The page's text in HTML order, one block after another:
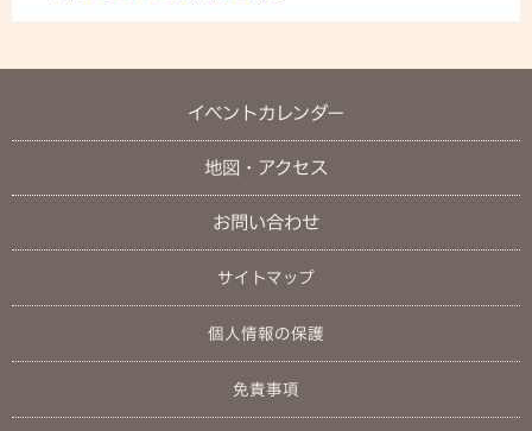
イベントカレンダー
地図・アクセス
お問い合わせ
サイトマップ
個人情報の保護
免責事項